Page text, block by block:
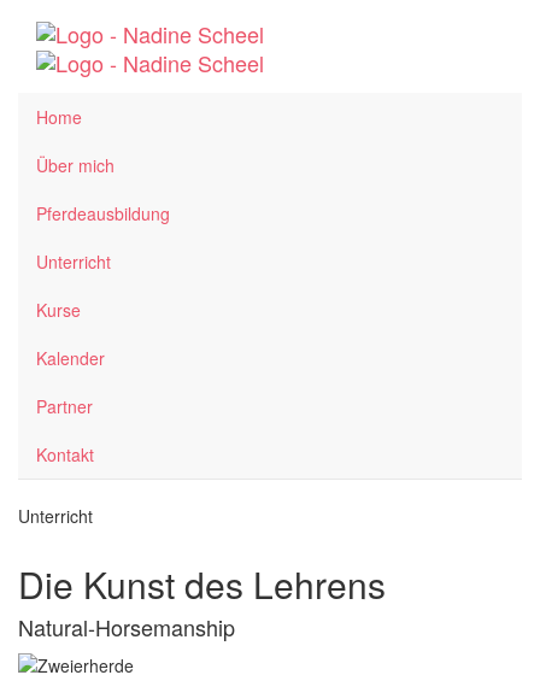
Home
Über mich
Pferdeausbildung
Unterricht
Kurse
Kalender
Partner
Kontakt
Unterricht
Die Kunst des Lehrens
Natural-Horsemanship